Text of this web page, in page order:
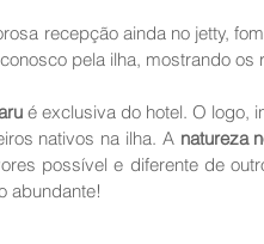
recepção ainda no jetty,
pela ilha, mostrando
é exclusiva do hotel. O logo,
nativos na ilha. A natureza
possível e diferente de
abundante!